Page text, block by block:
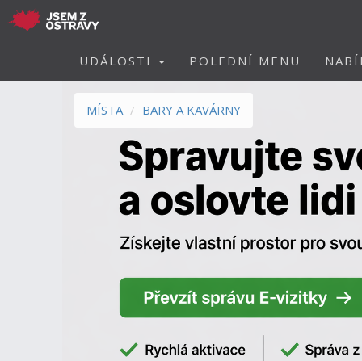
UDÁLOSTI POLEDNÍ MENU
MÍSTA BARY A KAVÁRNY